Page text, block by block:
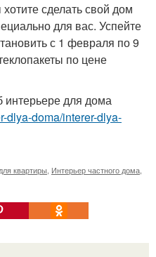
сделать свой дом
для вас. Успейте
с 1 февраля по 9
по цене
для дома
dlya-doma/interer-dlya-
квартиры Интерьер частного дома